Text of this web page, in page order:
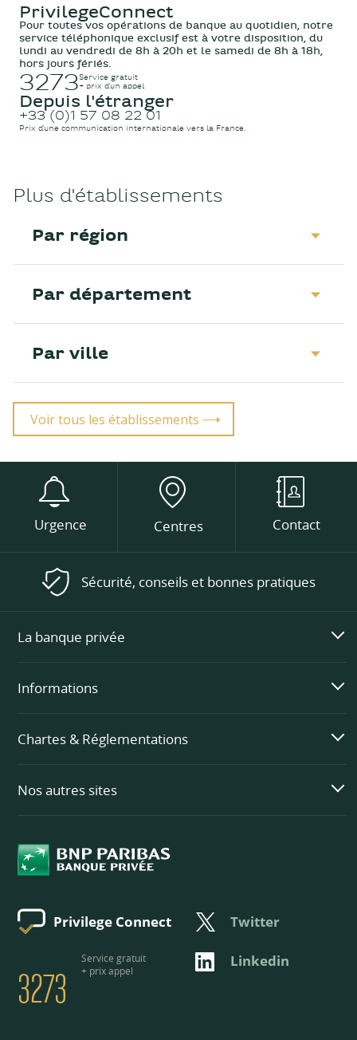
PrivilegeConnect
Pour toutes vos opérations de banque au quotidien, notre
service téléphonique exclusif est à votre disposition, du
lundi au vendredi de 8h à 20h et le samedi de 8h à 18h,
hors jours fériés.
3273Service gratuit
+ prix d’un appel
Depuis l'étranger
+33 (0)1 57 08 22 01
Prix d’une communication internationale vers la France.
Plus d'établissements
Par région
Par département
Par ville
Voir tous les établissements
Urgence Centres Contact
Sécurité, conseils et bonnes pratiques
La banque privée
Informations
Chartes & Réglementations
Nos autres sites
Privilege Connect
3273
Service gratuit
+ prix appel
Twitter
Linkedin